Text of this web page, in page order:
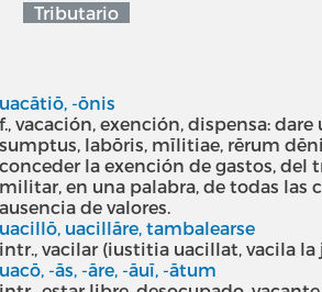
Tributario
uacātiō, -ōnis
f., vacación, exención, dispensa:
sumptus, labōris, mīlitiae, rērum
conceder la exención de gastos, del
militar, en una palabra, de todas las
ausencia de valores.
uacillō, uacillāre, tambalearse
intr., vacilar (iustitia uacillat, vacila la
uacō, -ās, -āre, -āuī, -ātum